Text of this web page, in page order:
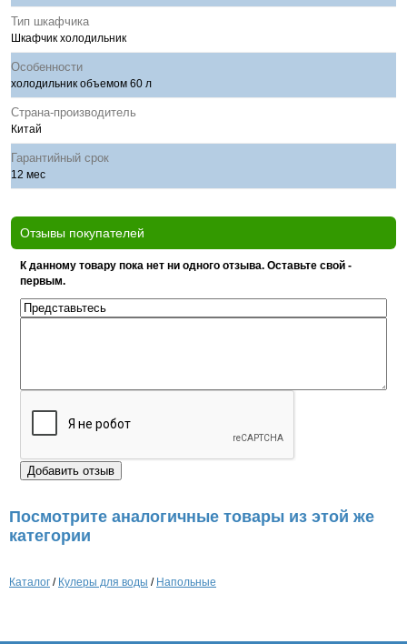
Тип шкафчика
Шкафчик холодильник
Особенности
холодильник объемом 60 л
Страна-производитель
Китай
Гарантийный срок
12 мес
Отзывы покупателей
К данному товару пока нет ни одного отзыва. Оставьте свой -
первым.
Посмотрите аналогичные товары из этой же
категории
Каталог / Кулеры для воды / Напольные